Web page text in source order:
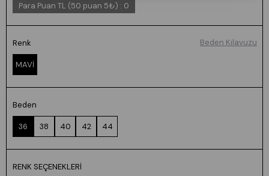
Para Puan TL (50 puan 5₺) : 0
Renk
MAVİ
Beden
36 38 40 42 44
Beden Kılavuzu
RENK SEÇENEKLERI